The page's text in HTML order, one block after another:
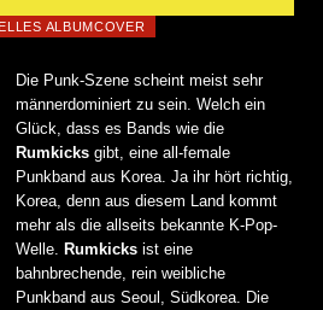
ALBUMCOVER
Die Punk-Szene scheint meist sehr
männerdominiert zu sein. Welch ein
Glück, dass es Bands wie die
Rumkicksgibt, eine all-female
Punkband aus Korea. Ja ihr hört richtig,
Korea, denn aus diesem Land kommt
mehr als die allseits bekannte K-Pop-
Welle.
Rumkicksist eine
bahnbrechende, rein weibliche
Punkband aus Seoul, Südkorea. Die